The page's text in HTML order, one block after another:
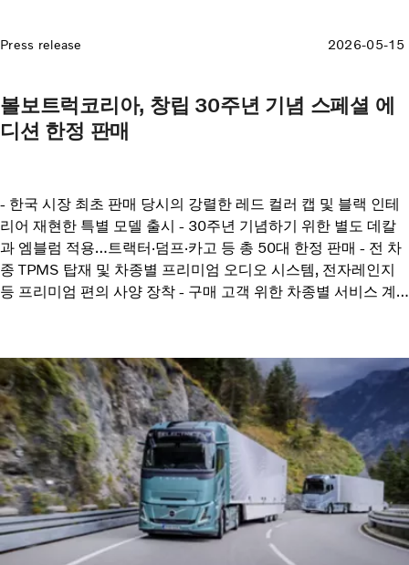
Press release 2026-05-15
볼보트럭코리아, 창립 30주년 기념 스페셜 에
디션 한정 판매
- 한국 시장 최초 판매 당시의 강렬한 레드 컬러 캡 및 블랙 인테
리어 재현한 특별 모델 출시 - 30주년 기념하기 위한 별도 데칼
과 엠블럼 적용…트랙터·덤프·카고 등 총 50대 한정 판매 - 전 차
종 TPMS 탑재 및 차종별 프리미엄 오디오 시스템, 전자레인지
등 프리미엄 편의 사양 장착 - 구매 고객 위한 차종별 서비스 계